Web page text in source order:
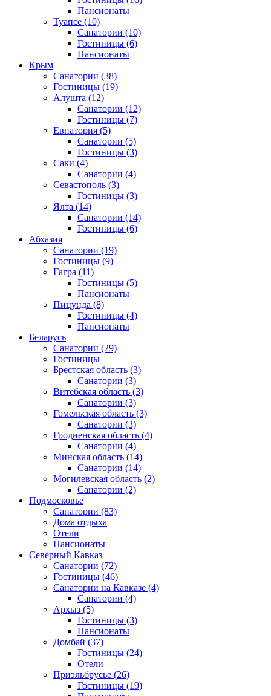
Пансионаты
Туапсе (10)
Санатории (10)
Гостиницы (6)
Пансионаты
Крым
Санатории (38)
Гостиницы (19)
Алушта (12)
Санатории (12)
Гостиницы (7)
Евпатория (5)
Санатории (5)
Гостиницы (3)
Саки (4)
Санатории (4)
Севастополь (3)
Гостиницы (3)
Ялта (14)
Санатории (14)
Гостиницы (6)
Абхазия
Санатории (19)
Гостиницы (9)
Гагра (11)
Гостиницы (5)
Пансионаты
Пицунда (8)
Гостиницы (4)
Пансионаты
Беларусь
Санатории (29)
Гостиницы
Брестская область (3)
Санатории (3)
Витебская область (3)
Санатории (3)
Гомельская область (3)
Санатории (3)
Гродненская область (4)
Санатории (4)
Минская область (14)
Санатории (14)
Могилевская область (2)
Санатории (2)
Подмосковье
Санатории (83)
Дома отдыха
Отели
Пансионаты
Северный Кавказ
Санатории (72)
Гостиницы (46)
Санатории на Кавказе (4)
Санатории (4)
Архыз (5)
Гостиницы (3)
Пансионаты
Домбай (37)
Гостиницы (24)
Отели
Приэльбрусье (26)
Гостиницы (19)